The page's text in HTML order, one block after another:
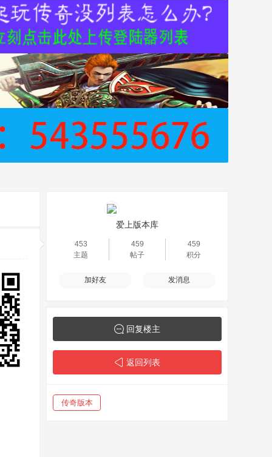
爱上版本库
453
主题
459
帖子
459
积分
加好友 发消息
回复楼主
返回列表
传奇版本